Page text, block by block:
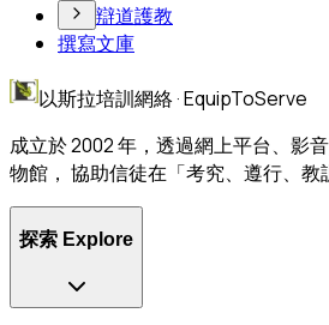
辯道護教
撰寫文庫
以斯拉培訓網絡 · EquipToServe
成立於 2002 年，透過網上平台、影
物館， 協助信徒在「考究、遵行、教
探索 Explore